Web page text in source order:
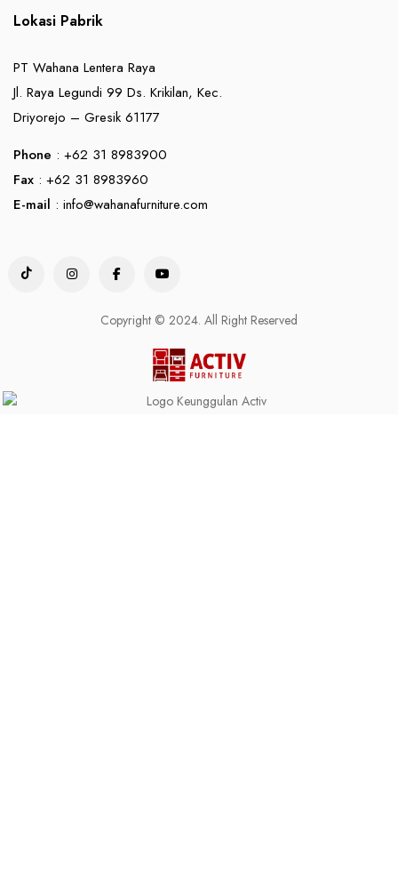
Lokasi Pabrik
PT Wahana Lentera Raya
Jl. Raya Legundi 99 Ds. Krikilan, Kec.
Driyorejo – Gresik 61177
Phone : +62 31 8983900
Fax : +62 31 8983960
E-mail : info@wahanafurniture.com
Copyright © 2024. All Right Reserved